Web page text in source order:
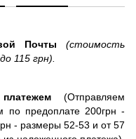
Почты
(стоимость
115 грн).
платежем(Отправляем
по предоплате 200грн -
- размеры 52-53 и от 57